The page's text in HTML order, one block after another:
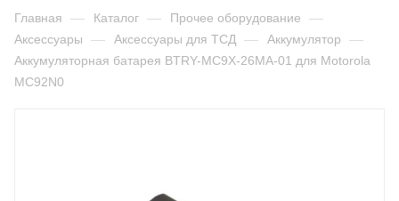
Главная — Каталог — Прочее оборудование —
Аксессуары — Аксессуары для ТСД — Аккумулятор —
Аккумуляторная батарея BTRY-MC9X-26MA-01 для Motorola
MC92N0